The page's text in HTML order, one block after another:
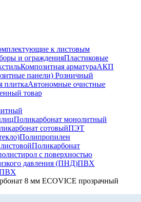
к листовым
и огражденияПластиковые
Композитная арматураАКП
панели) Розничный
плиткаАвтономные очистные
товар
Поликарбонат монолитный
сотовыйПЭТ
Полипропилен
Поликарбонат
с поверхностью
давления (ПНД)ПВХ
ПВХ
8 мм ECOVICE прозрачный